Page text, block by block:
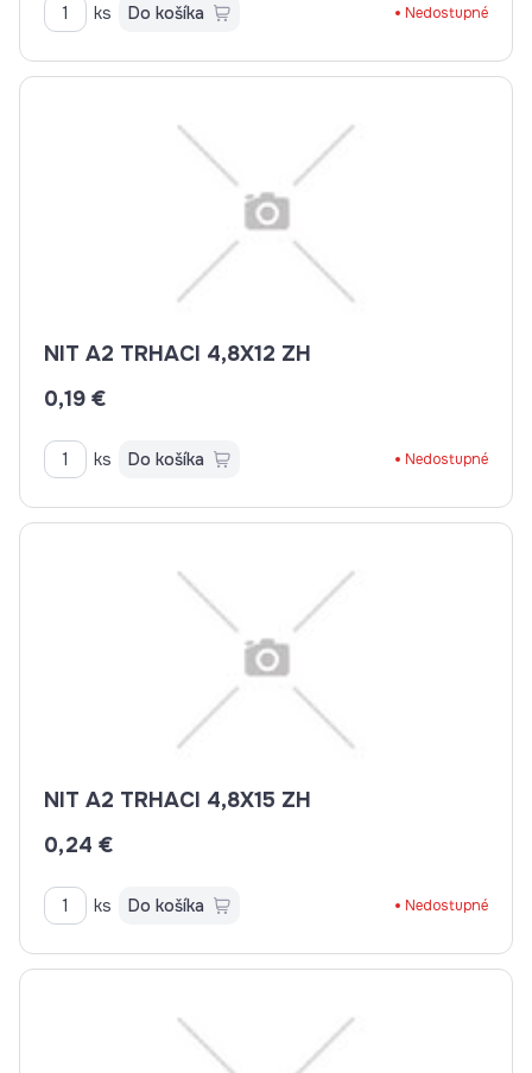
ks Do košíka Nedostupné
NIT A2 TRHACI 4,8X12 ZH
0,19 €
ks Do košíka Nedostupné
NIT A2 TRHACI 4,8X15 ZH
0,24 €
ks Do košíka Nedostupné